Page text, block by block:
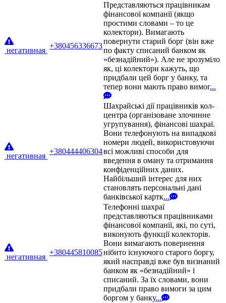
негативная
+380456336673
Представляються працівникам
фінансової компанії (якщо
простими словами – то це
колектори). Вимагають
повернути старий борг (він вже
по факту списаний банком як
«безнадійний»). Але не зрозуміло
як, ці колектори кажуть, що
придбали цей борг у банку, та
тепер вони мають право вимог...
негативная
+380444406304
Шахрайські дії працівників кол-
центра (організоване злочинне
угрупування), фінансові шахраї.
Вони телефонують на випадкові
номери людей, використовуючи
всі можливі способи для
введення в оману та отримання
конфіденційних даних.
Найбільший інтерес для них
становлять персональні дані
банківської картк...
негативная
+380445810085
Телефонні шахраї
представляються працівниками
фінансової компанії, які, по суті,
виконують функції колекторів.
Вони вимагають повернення
нібито існуючого старого боргу,
який насправді вже був визнаний
банком як «безнадійний» і
списаний. За їх словами, вони
придбали право вимоги за цим
боргом у банку...